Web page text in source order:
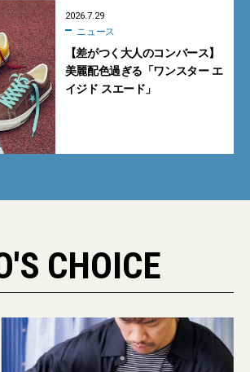
2026.7.29
ニュース
【差がつく大人のコンバース】
美麗配色過ぎる「ワンスター エ
イジド スエード」
CHOICE
PR